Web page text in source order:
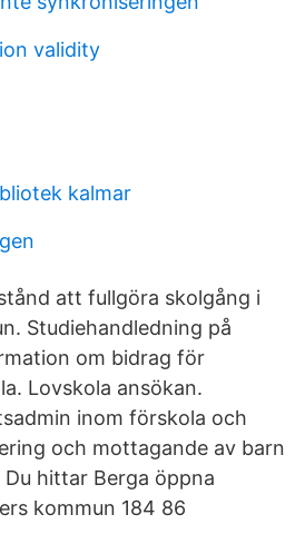
validity
kalmar
att fullgöra skolgång i
Studiehandledning på
om bidrag för
Lovskola ansökan.
inom förskola och
och mottagande av barn
hittar Berga öppna
kommun 184 86